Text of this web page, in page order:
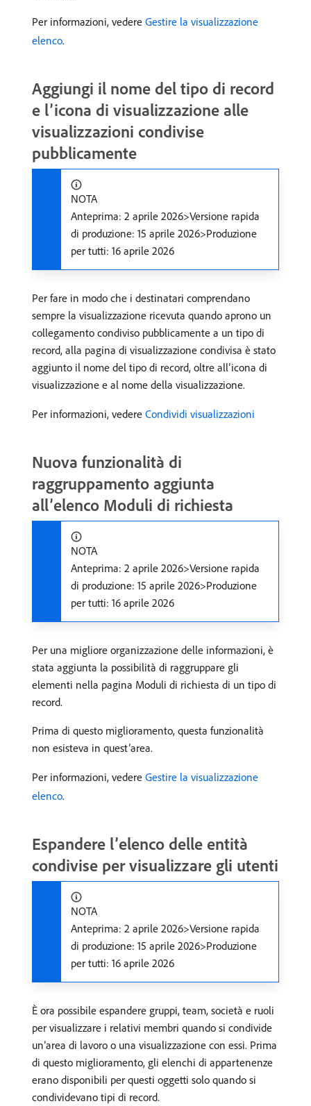
Per informazioni, vedere Gestire la visualizzazione
elenco.
Aggiungi il nome del tipo di record
e l’icona di visualizzazione alle
visualizzazioni condivise
pubblicamente
NOTA
Anteprima: 2 aprile 2026>Versione rapida
di produzione: 15 aprile 2026>Produzione
per tutti: 16 aprile 2026
Per fare in modo che i destinatari comprendano
sempre la visualizzazione ricevuta quando aprono un
collegamento condiviso pubblicamente a un tipo di
record, alla pagina di visualizzazione condivisa è stato
aggiunto il nome del tipo di record, oltre all’icona di
visualizzazione e al nome della visualizzazione.
Per informazioni, vedere Condividi visualizzazioni
Nuova funzionalità di
raggruppamento aggiunta
all’elenco Moduli di richiesta
NOTA
Anteprima: 2 aprile 2026>Versione rapida
di produzione: 15 aprile 2026>Produzione
per tutti: 16 aprile 2026
Per una migliore organizzazione delle informazioni, è
stata aggiunta la possibilità di raggruppare gli
elementi nella pagina Moduli di richiesta di un tipo di
record.
Prima di questo miglioramento, questa funzionalità
non esisteva in quest’area.
Per informazioni, vedere Gestire la visualizzazione
elenco.
Espandere l’elenco delle entità
condivise per visualizzare gli utenti
NOTA
Anteprima: 2 aprile 2026>Versione rapida
di produzione: 15 aprile 2026>Produzione
per tutti: 16 aprile 2026
È ora possibile espandere gruppi, team, società e ruoli
per visualizzare i relativi membri quando si condivide
un’area di lavoro o una visualizzazione con essi. Prima
di questo miglioramento, gli elenchi di appartenenze
erano disponibili per questi oggetti solo quando si
condividevano tipi di record.